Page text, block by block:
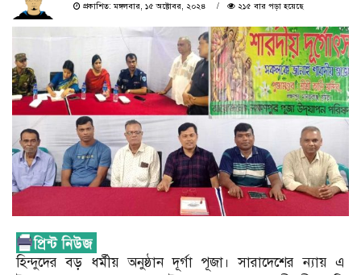
প্রকাশিত: মঙ্গলবার, ১৫ অক্টোবর, ২০২৪
২১৫ বার পড়া হয়েছে
হিন্দুদের বড় ধর্মীয় অনুষ্ঠান দূর্গা পূজা। সারাদেশের ন্যায় এ